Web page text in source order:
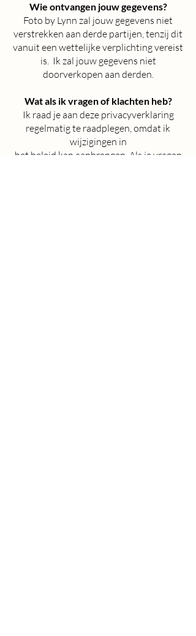
Wie ontvangen jouw gegevens?
Foto by Lynn zal jouw gegevens niet
verstrekken aan derde partijen, tenzij dit
vanuit een wettelijke verplichting vereist
is. Ik zal jouw gegevens niet
doorverkopen aan derden.
Wat als ik vragen of klachten heb?
Ik raad je aan deze privacyverklaring
regelmatig te raadplegen, omdat ik
wijzigingen in
het beleid kan aanbrengen. Als je vragen